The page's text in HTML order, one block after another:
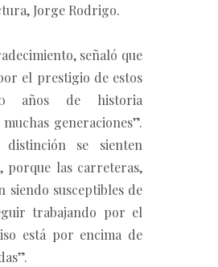
Jorge Rodrigo.
señaló que
el prestigio de estos
años de historia
generaciones”.
se sienten
porque las carreteras,
siendo susceptibles de
trabajando por el
está por encima de